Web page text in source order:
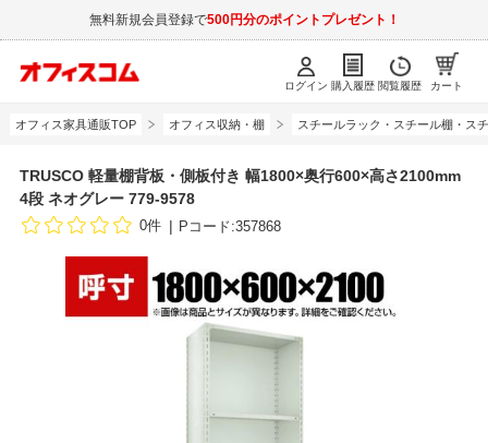
無料新規会員登録で500円分のポイントプレゼント！
ログイン 購入履歴 閲覧履歴 カート
オフィス家具通販TOP オフィス収納・棚 スチールラック・スチール棚・ス
TRUSCO 軽量棚背板・側板付き 幅1800×奥行600×高さ2100mm
4段 ネオグレー 779-9578
0件 Pコード:357868